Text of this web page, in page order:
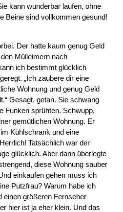
kann wunderbar laufen, ohne
Beine sind vollkommen gesund!
Der hatte kaum genug Geld
Mülleimern nach
ich bestimmt glücklich
„Ich zaubere dir eine
Wohnung und genug Geld
Gesagt, getan. Sie schwang
Funken sprühten. Schwupp,
gemütlichen Wohnung. Er
Kühlschrank und eine
Tatsächlich war der
glücklich. Aber dann überlegte
diese Wohnung sauber
einkaufen gehen muss ich
Putzfrau? Warum habe ich
einen größeren Fernseher
hier ist ja eher klein. Und das